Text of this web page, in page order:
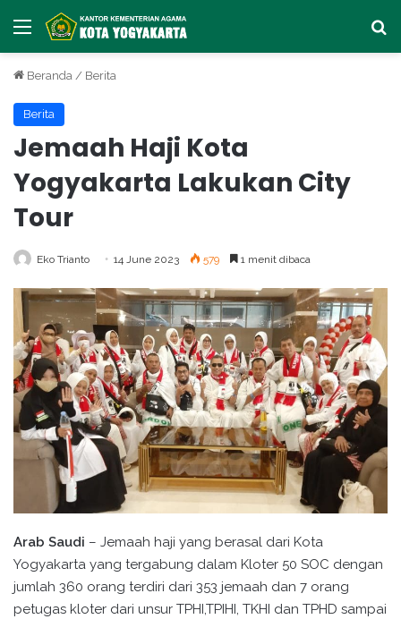
Menu
Beranda / Berita
Berita
Jemaah Haji Kota
Yogyakarta Lakukan City
Tour
Eko Trianto 14 June 2023 579 1 menit dibaca
Arab Saudi – Jemaah haji yang berasal dari Kota
Yogyakarta yang tergabung dalam Kloter 50 SOC dengan
jumlah 360 orang terdiri dari 353 jemaah dan 7 orang
petugas kloter dari unsur TPHI,TPIHI, TKHI dan TPHD sampai